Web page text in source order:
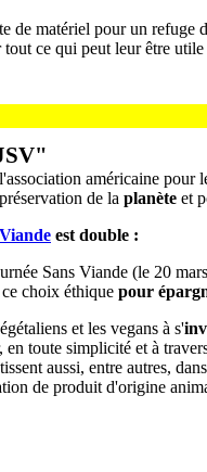
de matériel pour un refuge
ce qui peut leur être
américaine pour
de la planète et
est double :
Sans Viande (le 20
choix éthique pour
et les vegans à s'
toute simplicité et à
aussi, entre autres,
de produit d'origine